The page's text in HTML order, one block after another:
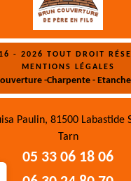
- 2026 TOUT DROIT
MENTIONS LÉGALES
-Charpente -
Paulin, 81500 Labastide
Tarn
05 33 06 18 06